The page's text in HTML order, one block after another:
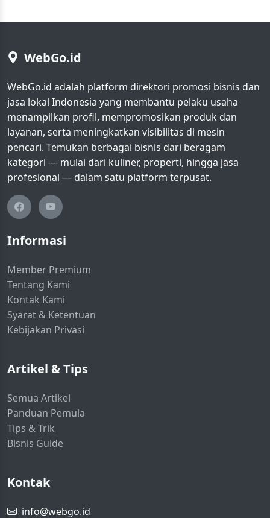
WebGo.id
WebGo.id adalah platform direktori promosi bisnis dan
jasa lokal Indonesia yang membantu pelaku usaha
menampilkan profil, mempromosikan produk dan
layanan, serta meningkatkan visibilitas di mesin
pencari. Temukan berbagai bisnis dari beragam
kategori — mulai dari kuliner, properti, hingga jasa
profesional — dalam satu platform terpusat.
Informasi
Member Premium
Tentang Kami
Kontak Kami
Syarat & Ketentuan
Kebijakan Privasi
Artikel & Tips
Semua Artikel
Panduan Pemula
Tips & Trik
Bisnis Guide
Kontak
info@webgo.id